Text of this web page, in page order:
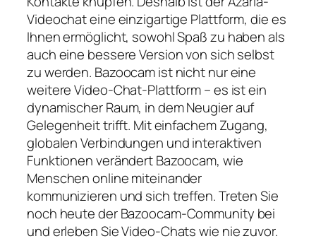
Videochat eine einzigartige Plattform, die es
Ihnen ermöglicht, sowohl Spaß zu haben als
auch eine bessere Version von sich selbst
zu werden. Bazoocam ist nicht nur eine
weitere Video-Chat-Plattform – es ist ein
dynamischer Raum, in dem Neugier auf
Gelegenheit trifft. Mit einfachem Zugang,
globalen Verbindungen und interaktiven
Funktionen verändert Bazoocam, wie
Menschen online miteinander
kommunizieren und sich treffen. Treten Sie
noch heute der Bazoocam-Community bei
und erleben Sie Video-Chats wie nie zuvor.